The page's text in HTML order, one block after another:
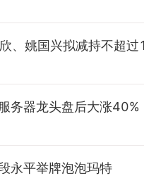
、姚国兴拟减持不超过
务器龙头盘后大涨
永平举牌泡泡玛特